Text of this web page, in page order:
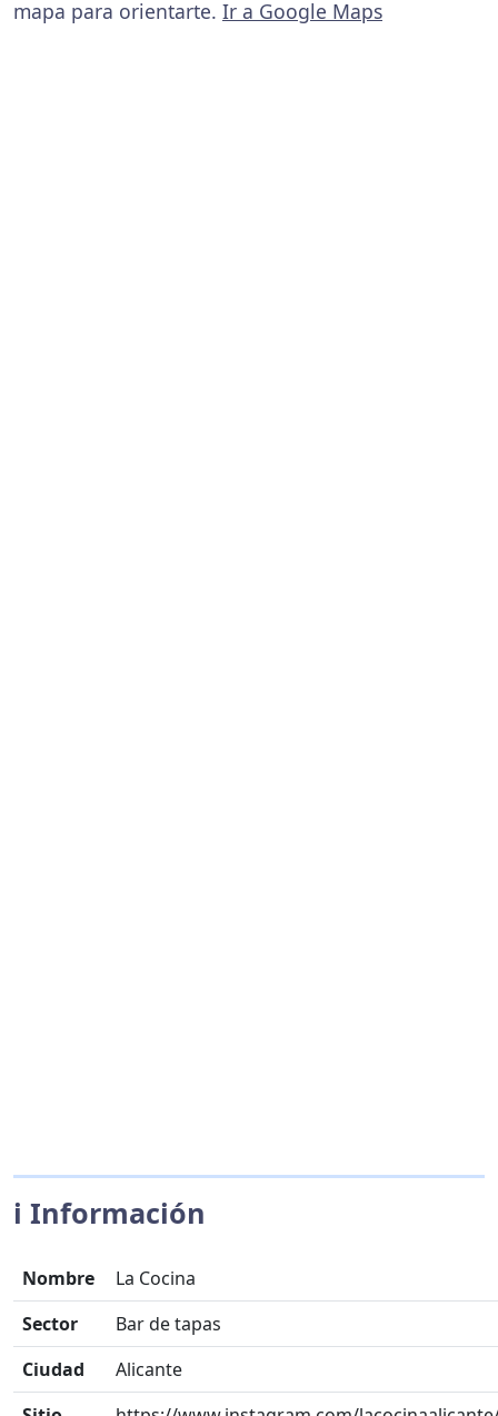
mapa para orientarte. Ir a Google Maps
ℹ️ Información
Nombre
La Cocina
Sector
Bar de tapas
Ciudad
Alicante